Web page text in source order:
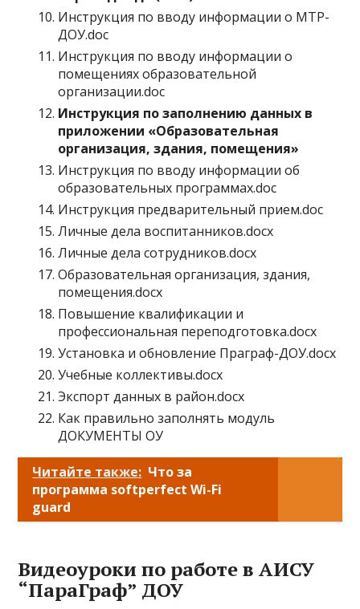
Инструкция по вводу информации о МТР-
ДОУ.doc
Инструкция по вводу информации о
помещениях образовательной
организации.doc
Инструкция по заполнению данных в
приложении «Образовательная
организация, здания, помещения»
Инструкция по вводу информации об
образовательных программах.doc
Инструкция предварительный прием.doc
Личные дела воспитанников.docx
Личные дела сотрудников.docx
Образовательная организация, здания,
помещения.docx
Повышение квалификации и
профессиональная переподготовка.docx
Установка и обновление Праграф-ДОУ.docx
Учебные коллективы.docx
Экспорт данных в район.docx
Как правильно заполнять модуль
ДОКУМЕНТЫ ОУ
Читайте также: Что за
программа softperfect Wi-Fi
guard
Видеоуроки по работе в АИСУ
“ПараГраф” ДОУ